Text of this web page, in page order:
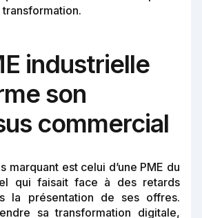
industrielle
son
commercial
marquant est celui d’une PME du
qui faisait face à des retards
la présentation de ses offres.
sa transformation digitale,